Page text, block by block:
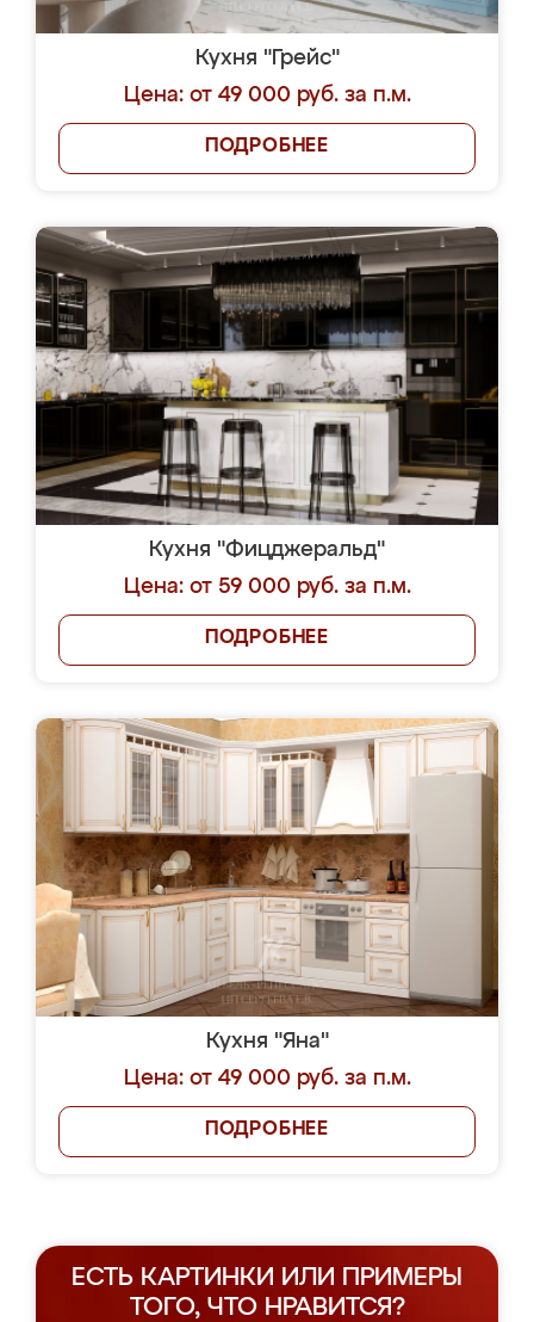
Кухня "Грейс"
Цена: от 49 000 руб. за п.м.
ПОДРОБНЕЕ
Кухня "Фицджеральд"
Цена: от 59 000 руб. за п.м.
ПОДРОБНЕЕ
Кухня "Яна"
Цена: от 49 000 руб. за п.м.
ПОДРОБНЕЕ
ЕСТЬ КАРТИНКИ ИЛИ ПРИМЕРЫ
ТОГО, ЧТО НРАВИТСЯ?